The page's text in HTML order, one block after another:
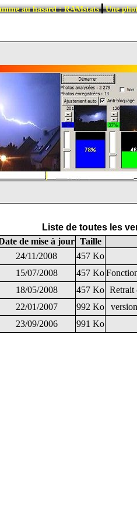
au hasard : RAMstatsUne
Liste de toutes les
de mise à jour Taille
24/11/2008 457 Ko
15/07/2008 457 Ko
18/05/2008 457 Ko Retrait
22/01/2007 992 Ko
23/09/2006 991 Ko